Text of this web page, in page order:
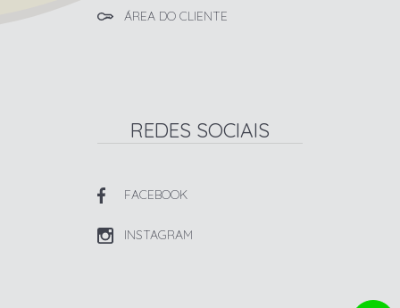
ÁREA DO CLIENTE
REDES SOCIAIS
FACEBOOK
INSTAGRAM